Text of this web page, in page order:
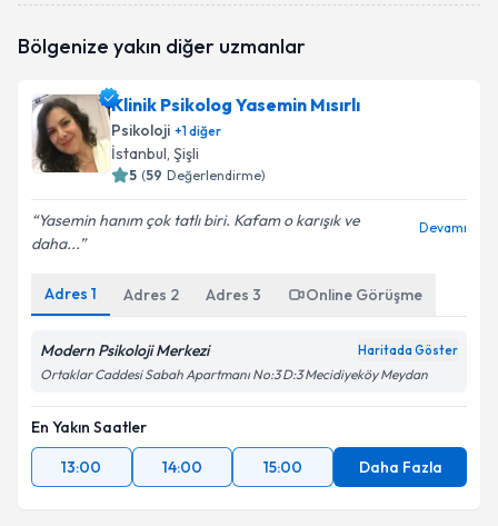
Bölgenize yakın diğer uzmanlar
Klinik Psikolog Yasemin Mısırlı
Psikoloji +1diğer
İstanbul, Şişli
5 (59 Değerlendirme)
Yasemin hanım çok tatlı biri. Kafam o karışık ve
daha...
Devamı
Adres 1 Adres 2 Adres 3 Online Görüşme
Modern Psikoloji Merkezi Haritada Göster
Ortaklar Caddesi Sabah Apartmanı No:3 D:3 Mecidiyeköy Meydan
En Yakın Saatler
13:00
14:00 15:00 Daha Fazla